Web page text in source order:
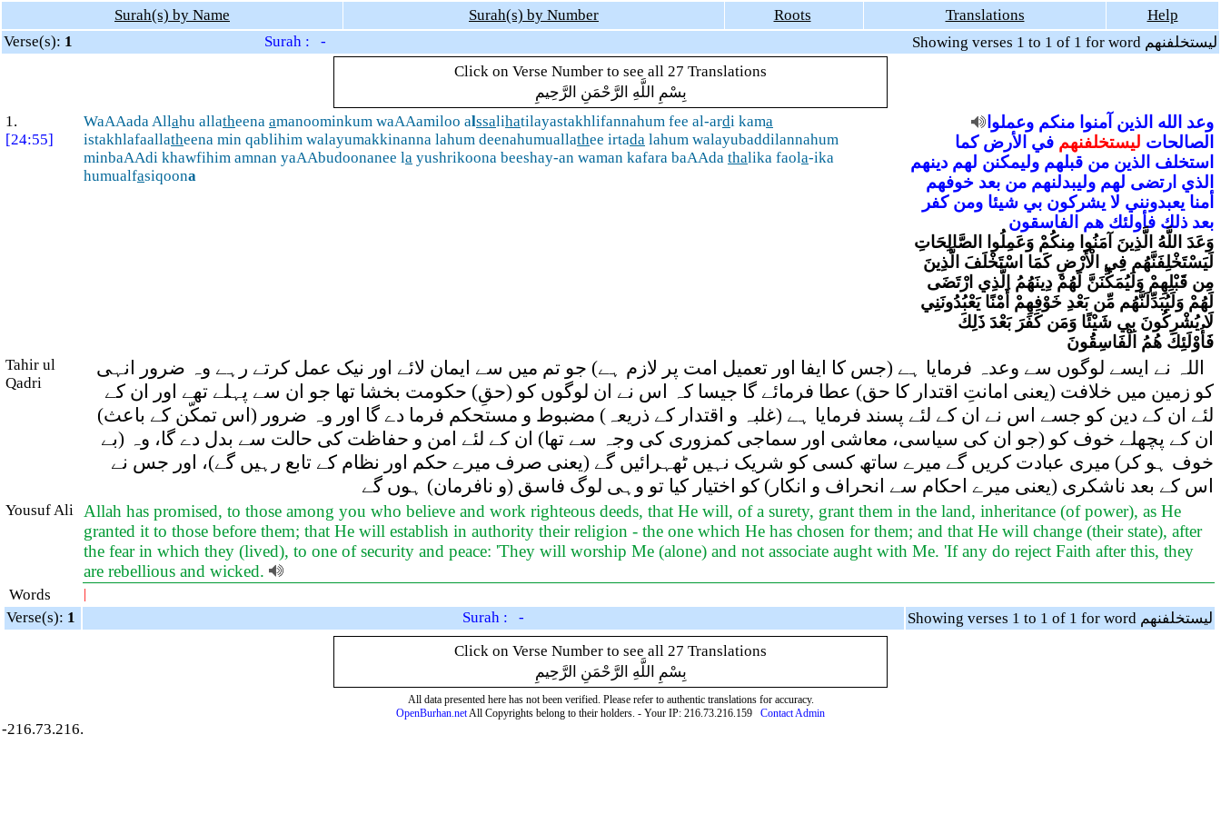
Surah(s) by Name Surah(s) by Number Roots Translations
Help
Verse(s): 1 Surah : -
Showing verses 1 to 1 of 1 for word ليستخلفنهم
Click on Verse Number to see all 27 Translations
بِسْمِ اللَّهِ الرَّحْمَنِ الرَّحِيمِ
1.
[24:55]
WaAAada Allahu allatheena amanoominkum waAAamiloo alssalihatilayastakhlifannahum fee al-ardi kama
istakhlafaallatheena min qablihim walayumakkinanna lahum deenahumuallathee irtada lahum walayubaddilannahum
minbaAAdi khawfihim amnan yaAAbudoonanee la yushrikoona beeshay-an waman kafara baAAda thalika faola-ika
humualfasiqoona
وعد الله الذين آمنوا منكم وعملوا
الصالحات ليستخلفنهم في الأرض كما
استخلف الذين من قبلهم وليمكنن لهم دينهم
الذي ارتضى لهم وليبدلنهم من بعد خوفهم
أمنا يعبدونني لا يشركون بي شيئا ومن كفر
بعد ذلك فأولئك هم
الفاسقون
وَعَدَ اللَّهُ الَّذِينَ آمَنُوا مِنكُمْ وَعَمِلُوا الصَّالِحَاتِ
لَيَسْتَخْلِفَنَّهُم فِي الْأَرْضِ كَمَا اسْتَخْلَفَ الَّذِينَ
مِن قَبْلِهِمْ وَلَيُمَكِّنَنَّ لَهُمْ دِينَهُمُ الَّذِي ارْتَضَى
لَهُمْ وَلَيُبَدِّلَنَّهُم مِّن بَعْدِ خَوْفِهِمْ أَمْنًا يَعْبُدُونَنِي
لَا يُشْرِكُونَ بِي شَيْئًا وَمَن كَفَرَ بَعْدَ ذَلِكَ
فَأُوْلَئِكَ هُمُ الْفَاسِقُونَ
Tahir ul
Qadri
اللہ نے ایسے لوگوں سے وعدہ فرمایا ہے (جس کا ایفا اور تعمیل امت پر لازم ہے) جو تم میں سے ایمان لائے اور نیک عمل کرتے رہے وہ ضرور انہی
کو زمین میں خلافت (یعنی امانتِ اقتدار کا حق) عطا فرمائے گا جیسا کہ اس نے ان لوگوں کو (حقِ) حکومت بخشا تھا جو ان سے پہلے تھے اور ان کے
لئے ان کے دین کو جسے اس نے ان کے لئے پسند فرمایا ہے (غلبہ و اقتدار کے ذریعہ) مضبوط و مستحکم فرما دے گا اور وہ ضرور (اس تمکّن کے باعث)
ان کے پچھلے خوف کو (جو ان کی سیاسی، معاشی اور سماجی کمزوری کی وجہ سے تھا) ان کے لئے امن و حفاظت کی حالت سے بدل دے گا، وہ (بے
خوف ہو کر) میری عبادت کریں گے میرے ساتھ کسی کو شریک نہیں ٹھہرائیں گے (یعنی صرف میرے حکم اور نظام کے تابع رہیں گے)، اور جس نے
اس کے بعد ناشکری (یعنی میرے احکام سے انحراف و انکار) کو اختیار کیا تو وہی لوگ فاسق (و نافرمان) ہوں گے
Yousuf Ali
Allah has promised, to those among you who believe and work righteous deeds, that He will, of a surety, grant them in the land, inheritance (of power), as He
granted it to those before them; that He will establish in authority their religion - the one which He has chosen for them; and that He will change (their state), after
the fear in which they (lived), to one of security and peace: 'They will worship Me (alone) and not associate aught with Me. 'If any do reject Faith after this, they
are rebellious and wicked.
Words |
Verse(s): 1 Surah : -
Showing verses 1 to 1 of 1 for word ليستخلفنهم
Click on Verse Number to see all 27 Translations
بِسْمِ اللَّهِ الرَّحْمَنِ الرَّحِيمِ
All data presented here has not been verified. Please refer to authentic translations for accuracy.
OpenBurhan.netAll Copyrights belong to their holders. - Your IP: 216.73.216.159 Contact Admin
-216.73.216.